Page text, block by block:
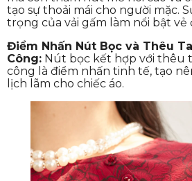
tạo sự thoải mái cho người mặc.
trọng của vải gấm làm nổi bật vẻ
Điểm Nhấn Nút Bọc và Thêu
Công: Nút bọc kết hợp với thêu
công là điểm nhấn tinh tế, tạo
lịch lãm cho chiếc áo.